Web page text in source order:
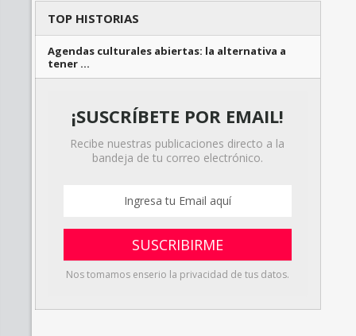
TOP HISTORIAS
Agendas culturales abiertas: la alternativa a
tener …
¡SUSCRÍBETE POR EMAIL!
Recibe nuestras publicaciones directo a la
bandeja de tu correo electrónico.
Nos tomamos enserio la privacidad de tus datos.